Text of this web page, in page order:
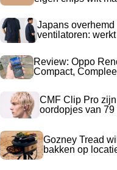
Japans overhemd
ventilatoren:
Review: Oppo
Compact,
CMF Clip Pro
oordopjes van 79
Gozney Tread
bakken op